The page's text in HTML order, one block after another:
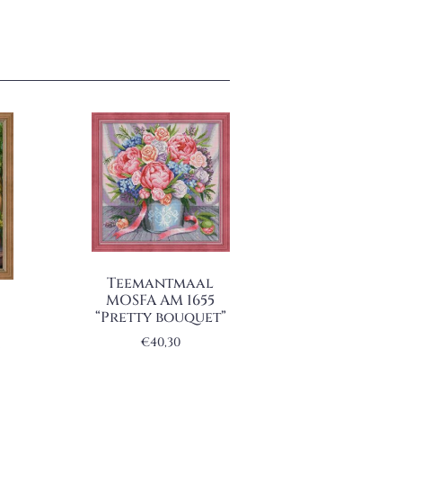
Teemantmaal
MOSFA AM 1655
“Pretty bouquet”
€40,30